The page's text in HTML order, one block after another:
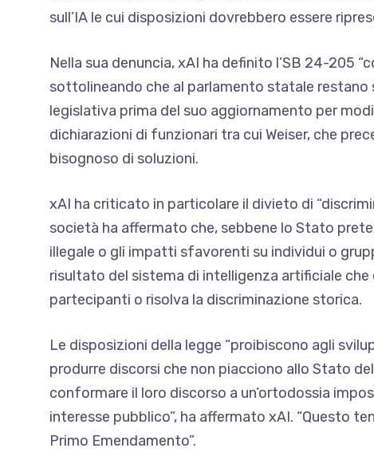
sull’IA le cui disposizioni dovrebbero essere
Nella sua denuncia, xAI ha definito l’SB 24-205
sottolineando che al parlamento statale restano
legislativa prima del suo aggiornamento per
dichiarazioni di funzionari tra cui Weiser, che
bisognoso di soluzioni.
xAI ha criticato in particolare il divieto di
società ha affermato che, sebbene lo Stato
illegale o gli impatti sfavorenti su individui o
risultato del sistema di intelligenza artificiale
partecipanti o risolva la discriminazione storica.
Le disposizioni della legge “proibiscono agli
produrre discorsi che non piacciono allo Stato
conformare il loro discorso a un’ortodossia
interesse pubblico”, ha affermato xAI. “Questo
Primo Emendamento”.